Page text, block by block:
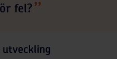
fel?